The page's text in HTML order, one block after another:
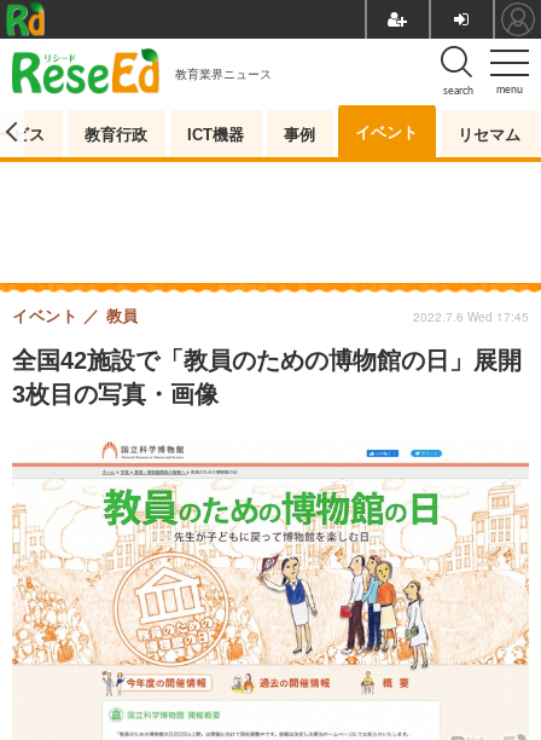
menu
search
教育業界ニュース
ビス 教育行政 ICT機器 事例 イベント リセマム
全国42施設で「教員のための博物館の日」展開
3枚目の写真・画像
イベント 教員 2022.7.6 Wed 17:45